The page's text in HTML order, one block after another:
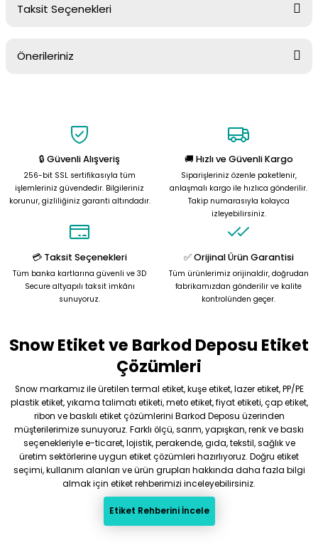
Ürün hakkında henüz soru sorulmamış.
Taksit Seçenekleri
Önerileriniz
Görüş ve önerileriniz için teşekkür ederiz.
Ürün resmi kalitesiz, bozuk veya görüntülenemiyor.
Ürün açıklamasında eksik bilgiler bulunuyor.
Ürün bilgilerinde hatalar bulunuyor.
Ürün fiyatı diğer sitelerden daha pahalı.
Gönder
🔒 Güvenli Alışveriş
256-bit SSL sertifikasıyla tüm
işlemleriniz güvendedir. Bilgileriniz
korunur, gizliliğiniz garanti altındadır.
🚚 Hızlı ve Güvenli Kargo
Siparişleriniz özenle paketlenir,
anlaşmalı kargo ile hızlıca gönderilir.
Takip numarasıyla kolayca
izleyebilirsiniz.
💳 Taksit Seçenekleri
Tüm banka kartlarına güvenli ve 3D
Secure altyapılı taksit imkânı
sunuyoruz.
✅ Orijinal Ürün Garantisi
Tüm ürünlerimiz orijinaldir, doğrudan
fabrikamızdan gönderilir ve kalite
kontrolünden geçer.
Snow Etiket ve Barkod Deposu Etiket
Çözümleri
Snow markamız ile üretilen termal etiket, kuşe etiket, lazer etiket, PP/PE
plastik etiket, yıkama talimatı etiketi, meto etiket, fiyat etiketi, çap etiket,
ribon ve baskılı etiket çözümlerini Barkod Deposu üzerinden
müşterilerimize sunuyoruz. Farklı ölçü, sarım, yapışkan, renk ve baskı
seçenekleriyle e-ticaret, lojistik, perakende, gıda, tekstil, sağlık ve
üretim sektörlerine uygun etiket çözümleri hazırlıyoruz. Doğru etiket
seçimi, kullanım alanları ve ürün grupları hakkında daha fazla bilgi
almak için etiket rehberimizi inceleyebilirsiniz.
Etiket Rehberini İncele